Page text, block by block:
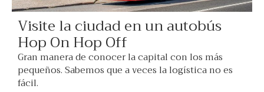
Visite la ciudad en un autobús
Hop On Hop Off
Gran manera de conocer la capital con los más
pequeños. Sabemos que a veces la logística no es
fácil.